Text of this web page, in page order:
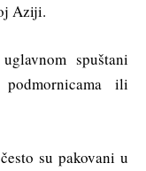
Aziji.
spuštani
ili
su pakovani u